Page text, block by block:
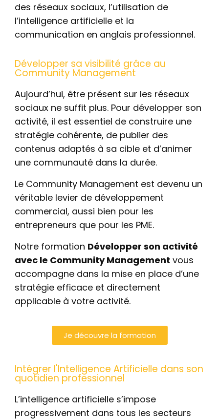
des réseaux sociaux, l’utilisation de
l’intelligence artificielle et la
communication en anglais professionnel.
Développer sa visibilité grâce au
Community Management
Aujourd’hui, être présent sur les réseaux
sociaux ne suffit plus. Pour développer son
activité, il est essentiel de construire une
stratégie cohérente, de publier des
contenus adaptés à sa cible et d’animer
une communauté dans la durée.
Le Community Management est devenu un
véritable levier de développement
commercial, aussi bien pour les
entrepreneurs que pour les PME.
Notre formation Développer son activité
avec le Community Management vous
accompagne dans la mise en place d’une
stratégie efficace et directement
applicable à votre activité.
Je découvre la formation
Intégrer l'Intelligence Artificielle dans son
quotidien professionnel
L’intelligence artificielle s’impose
progressivement dans tous les secteurs